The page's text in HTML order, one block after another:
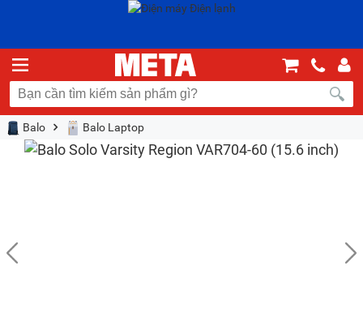
Balo Balo Laptop